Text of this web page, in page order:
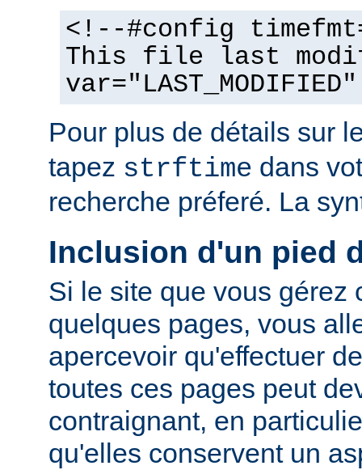
<!--#config
This file last
Pour plus de détails sur
tapez strftime dans
recherche préferé. La
Inclusion d'un pied
Si le site que vous gérez
quelques pages, vous
apercevoir qu'effectuer
toutes ces pages peut
contraignant, en
qu'elles conservent un